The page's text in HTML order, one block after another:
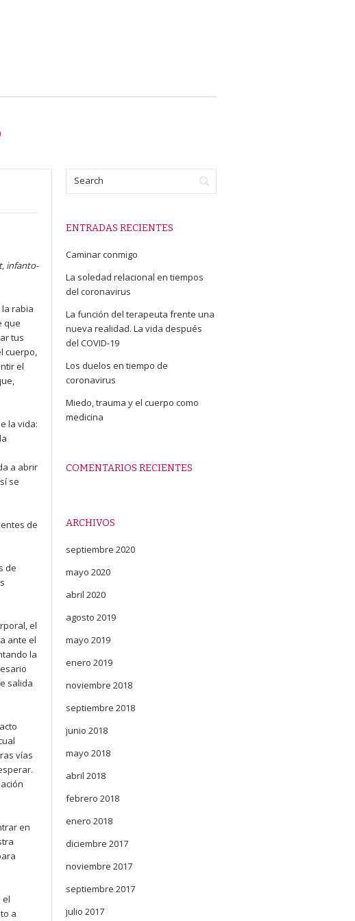
infanto-
rabia
que
tus
cuerpo,
el
la vida:
a abrir
se
de
de
el
ante el
la
salida
vías
en
el
a
ENTRADAS RECIENTES
Caminar conmigo
La soledad relacional en tiempos
del coronavirus
La función del terapeuta frente una
nueva realidad. La vida después
del COVID-19
Los duelos en tiempo de
coronavirus
Miedo, trauma y el cuerpo como
medicina
COMENTARIOS RECIENTES
ARCHIVOS
septiembre 2020
mayo 2020
abril 2020
agosto 2019
mayo 2019
enero 2019
noviembre 2018
septiembre 2018
junio 2018
mayo 2018
abril 2018
febrero 2018
enero 2018
diciembre 2017
noviembre 2017
septiembre 2017
julio 2017